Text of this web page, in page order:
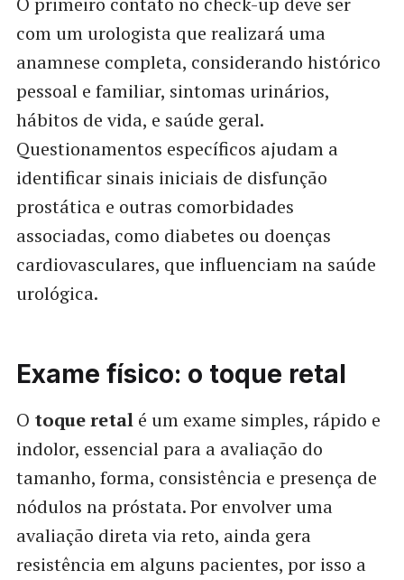
com um urologista que realizará uma
anamnese completa, considerando histórico
pessoal e familiar, sintomas urinários,
hábitos de vida, e saúde geral.
Questionamentos específicos ajudam a
identificar sinais iniciais de disfunção
prostática e outras comorbidades
associadas, como diabetes ou doenças
cardiovasculares, que influenciam na saúde
urológica.
Exame físico: o toque retal
O toque retalé um exame simples, rápido e
indolor, essencial para a avaliação do
tamanho, forma, consistência e presença de
nódulos na próstata. Por envolver uma
avaliação direta via reto, ainda gera
resistência em alguns pacientes, por isso a